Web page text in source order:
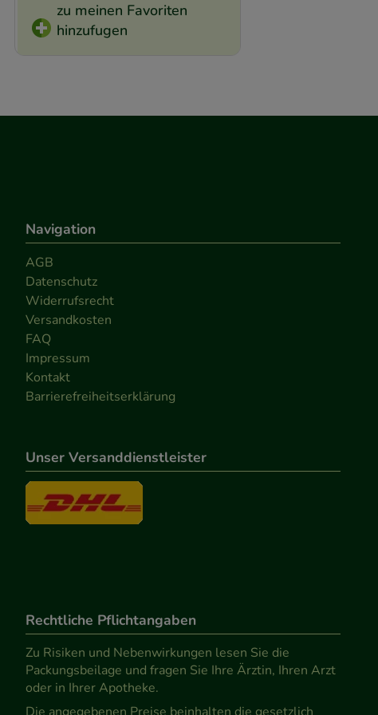
zu meinen Favoriten
hinzufugen
Navigation
AGB
Datenschutz
Widerrufsrecht
Versandkosten
FAQ
Impressum
Kontakt
Barrierefreiheitserklärung
Unser Versanddienstleister
Rechtliche Pflichtangaben
Zu Risiken und Nebenwirkungen lesen Sie die
Packungsbeilage und fragen Sie Ihre Ärztin, Ihren Arzt
oder in Ihrer Apotheke.